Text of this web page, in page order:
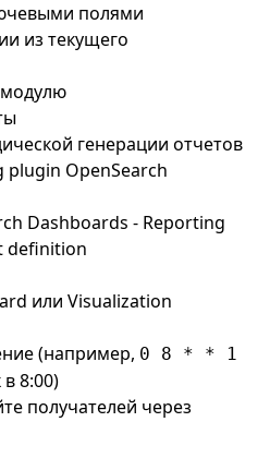
полями
из текущего
генерации отчетов
plugin OpenSearch
Dashboards - Reporting
definition
или Visualization
(например, 0 8 * * 1
8:00)
получателей через